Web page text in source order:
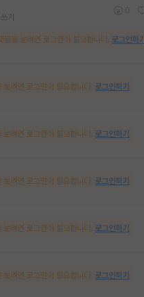
기
글을 보려면 로그인이 필요합니다. 로그인하기
보려면 로그인이 필요합니다. 로그인하기
보려면 로그인이 필요합니다. 로그인하기
보려면 로그인이 필요합니다. 로그인하기
보려면 로그인이 필요합니다. 로그인하기
보려면 로그인이 필요합니다. 로그인하기